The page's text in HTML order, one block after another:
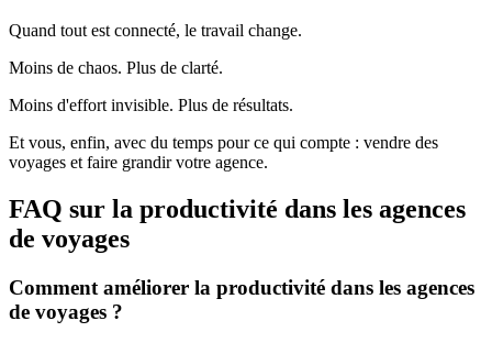
Quand tout est connecté, le travail change.
Moins de chaos. Plus de clarté.
Moins d'effort invisible. Plus de résultats.
Et vous, enfin, avec du temps pour ce qui compte : vendre des
voyages et faire grandir votre agence.
FAQ sur la productivité dans les agences
de voyages
Comment améliorer la productivité dans les agences
de voyages ?